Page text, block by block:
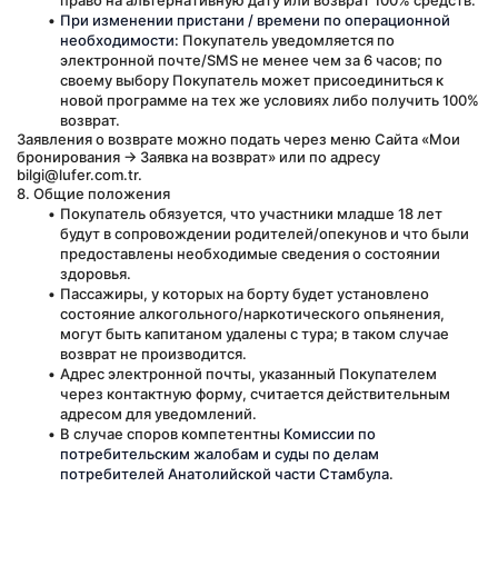
При изменении пристани / времени по операционной
необходимости: Покупатель уведомляется по
электронной почте/SMS не менее чем за 6 часов; по
своему выбору Покупатель может присоединиться к
новой программе на тех же условиях либо получить 100%
возврат.
Заявления о возврате можно подать через меню Сайта «Мои
бронирования → Заявка на возврат» или по адресу
bilgi@lufer.com.tr.
8. Общие положения
Покупатель обязуется, что участники младше 18 лет
будут в сопровождении родителей/опекунов и что были
предоставлены необходимые сведения о состоянии
здоровья.
Пассажиры, у которых на борту будет установлено
состояние алкогольного/наркотического опьянения,
могут быть капитаном удалены с тура; в таком случае
возврат не производится.
Адрес электронной почты, указанный Покупателем
через контактную форму, считается действительным
адресом для уведомлений.
В случае споров компетентны Комиссии по
потребительским жалобам и суды по делам
потребителей Анатолийской части Стамбула.